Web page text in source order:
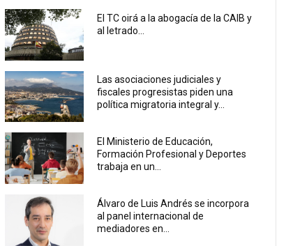
El TC oirá a la abogacía de la CAIB y
al letrado...
Las asociaciones judiciales y
fiscales progresistas piden una
política migratoria integral y...
El Ministerio de Educación,
Formación Profesional y Deportes
trabaja en un...
Álvaro de Luis Andrés se incorpora
al panel internacional de
mediadores en...